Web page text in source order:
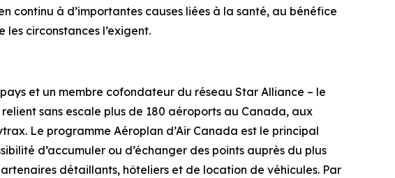
continu à d’importantes causes liées à la santé, au bénéfice
les circonstances l’exigent.
et un membre cofondateur du réseau Star Alliance – le
sans escale plus de 180 aéroports au Canada, aux
Le programme Aéroplan d’Air Canada est le principal
d’accumuler ou d’échanger des points auprès du plus
détaillants, hôteliers et de location de véhicules. Par